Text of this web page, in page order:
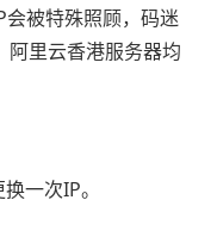
被特殊照顾，码迷
阿里云香港服务器均
一次IP。